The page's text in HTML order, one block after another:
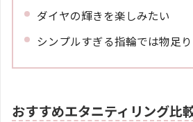
ダイヤの輝きを楽しみたい
シンプルすぎる指輪では物足
おすすめエタニティリング比